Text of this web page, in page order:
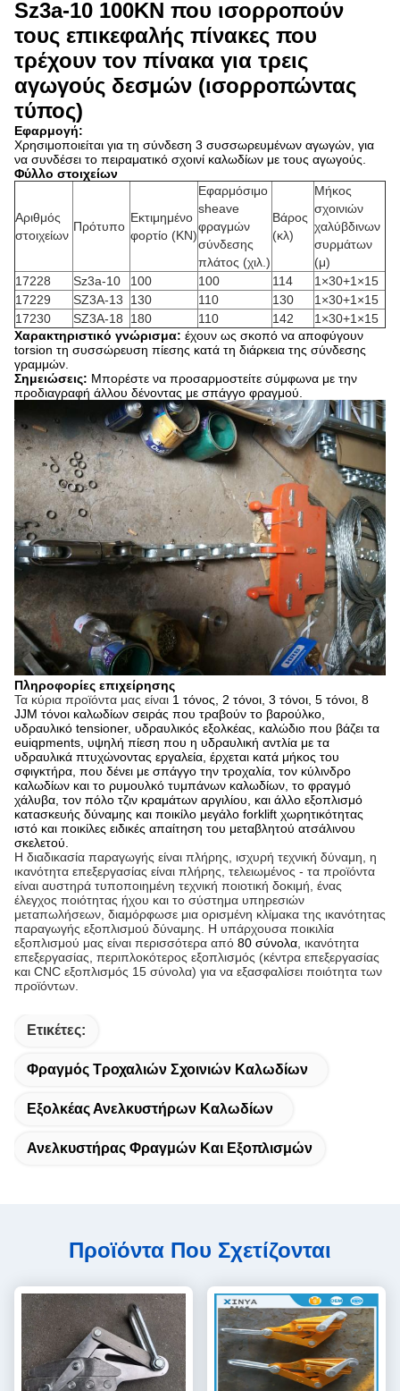
Sz3a-10 100KN που ισορροπούν
τους επικεφαλής πίνακες που
τρέχουν τον πίνακα για τρεις
αγωγούς δεσμών (ισορροπώντας
τύπος)
Εφαρμογή:
Χρησιμοποιείται για τη σύνδεση 3 συσσωρευμένων αγωγών, για
να συνδέσει το πειραματικό σχοινί καλωδίων με τους αγωγούς.
Φύλλο στοιχείων
Αριθμός
στοιχείων
Πρότυπο
Εκτιμημένο
φορτίο (KN)
Εφαρμόσιμο
sheave
φραγμών
σύνδεσης
πλάτος (χιλ.)
Βάρος
(κλ)
Μήκος
σχοινιών
χαλύβδινων
συρμάτων
(μ)
17228
Sz3a-10 100 100 114
1×30+1×15
17229
SZ3A-13 130 110 130
1×30+1×15
17230
SZ3A-18 180 110 142
1×30+1×15
Χαρακτηριστικό γνώρισμα: έχουν ως σκοπό να αποφύγουν
torsion τη συσσώρευση πίεσης κατά τη διάρκεια της σύνδεσης
γραμμών.
Σημειώσεις: Μπορέστε να προσαρμοστείτε σύμφωνα με την
προδιαγραφή άλλου δένοντας με σπάγγο φραγμού.
Πληροφορίες επιχείρησης
Τα κύρια προϊόντα μας είναι 1 τόνος, 2 τόνοι, 3 τόνοι, 5 τόνοι, 8
JJM τόνοι καλωδίων σειράς που τραβούν το βαρούλκο,
υδραυλικό tensioner, υδραυλικός εξολκέας, καλώδιο που βάζει τα
euiqpments, υψηλή πίεση που η υδραυλική αντλία με τα
υδραυλικά πτυχώνοντας εργαλεία, έρχεται κατά μήκος του
σφιγκτήρα, που δένει με σπάγγο την τροχαλία, τον κύλινδρο
καλωδίων και το ρυμουλκό τυμπάνων καλωδίων, το φραγμό
χάλυβα, τον πόλο τζιν κραμάτων αργιλίου, και άλλο εξοπλισμό
κατασκευής δύναμης και ποικίλο μεγάλο forklift χωρητικότητας
ιστό και ποικίλες ειδικές απαίτηση του μεταβλητού ατσάλινου
σκελετού.
Η διαδικασία παραγωγής είναι πλήρης, ισχυρή τεχνική δύναμη, η
ικανότητα επεξεργασίας είναι πλήρης, τελειωμένος - τα προϊόντα
είναι αυστηρά τυποποιημένη τεχνική ποιοτική δοκιμή, ένας
έλεγχος ποιότητας ήχου και το σύστημα υπηρεσιών
μεταπωλήσεων, διαμόρφωσε μια ορισμένη κλίμακα της ικανότητας
παραγωγής εξοπλισμού δύναμης. Η υπάρχουσα ποικιλία
εξοπλισμού μας είναι περισσότερα από 80 σύνολα, ικανότητα
επεξεργασίας, περιπλοκότερος εξοπλισμός (κέντρα επεξεργασίας
και CNC εξοπλισμός 15 σύνολα) για να εξασφαλίσει ποιότητα των
προϊόντων.
Ετικέτες:
Φραγμός Τροχαλιών Σχοινιών Καλωδίων
Εξολκέας Ανελκυστήρων Καλωδίων
Ανελκυστήρας Φραγμών Και Εξοπλισμών
Προϊόντα Που Σχετίζονται